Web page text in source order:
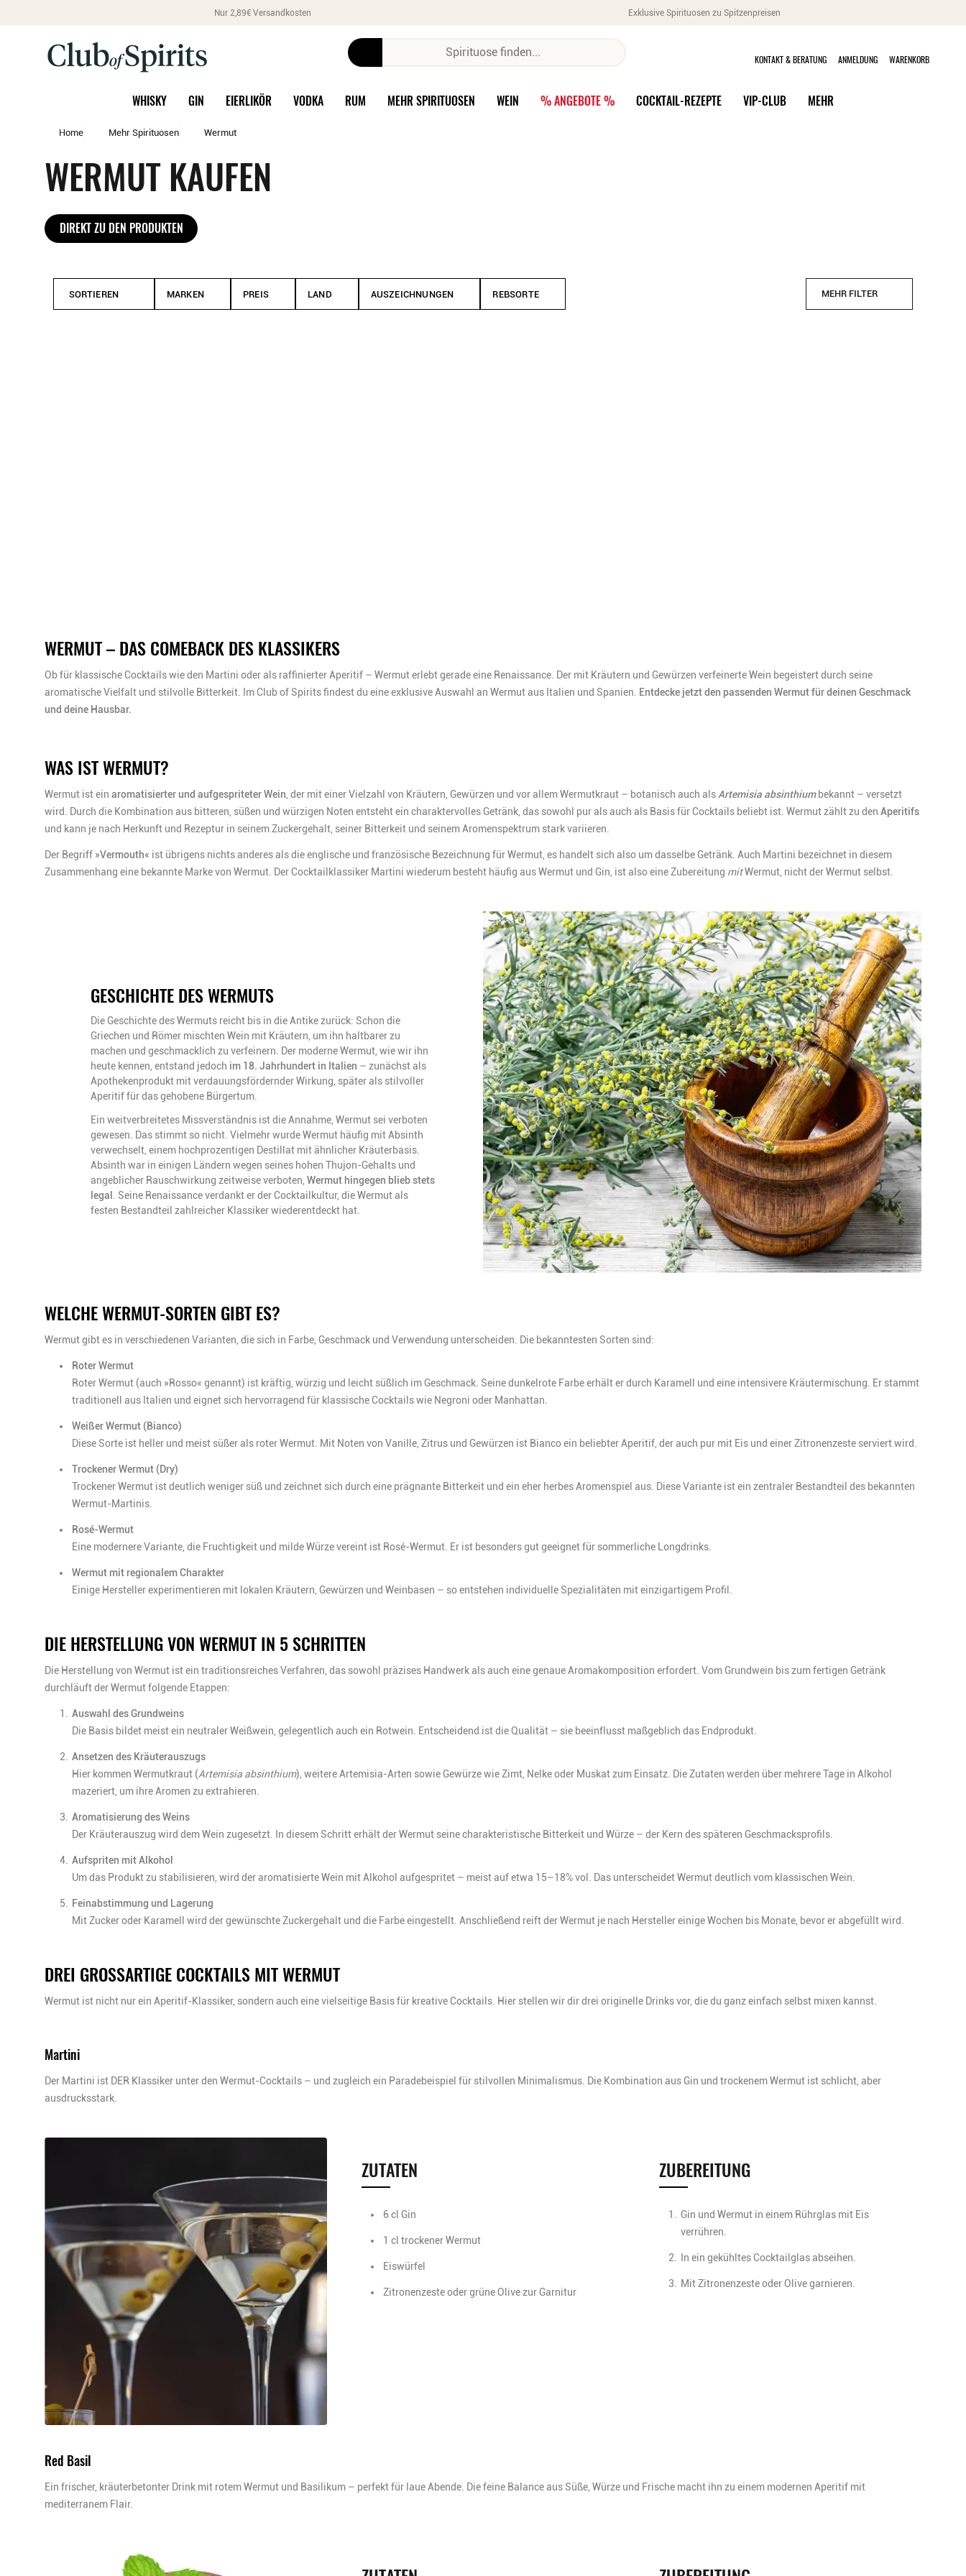
Nur 2,89€ Versandkosten Exklusive Spirituosen zu Spitzenpreisen
KONTAKT & BERATUNG ANMELDUNG WARENKORB
WHISKY GIN EIERLIKÖR VODKA RUM MEHR SPIRITUOSEN WEIN % ANGEBOTE % COCKTAIL-REZEPTE VIP-CLUB MEHR
Home Mehr Spirituosen Wermut
WERMUT KAUFEN
DIREKT ZU DEN PRODUKTEN
SORTIEREN MARKEN PREIS LAND AUSZEICHNUNGEN REBSORTE MEHR FILTER
WERMUT – DAS COMEBACK DES KLASSIKERS
Ob für klassische Cocktails wie den Martini oder als raffinierter Aperitif – Wermut erlebt gerade eine Renaissance. Der mit Kräutern und Gewürzen verfeinerte Wein begeistert durch seine
aromatische Vielfalt und stilvolle Bitterkeit. Im Club of Spirits findest du eine exklusive Auswahl an Wermut aus Italien und Spanien.
Entdecke jetzt den passenden Wermut für deinen Geschmack
und deine Hausbar.
WAS IST WERMUT?
Wermut ist ein aromatisierter und aufgespriteter Wein , der mit einer Vielzahl von Kräutern, Gewürzen und vor allem Wermutkraut – botanisch auch als Artemisia absinthiumbekannt – versetzt
wird. Durch die Kombination aus bitteren, süßen und würzigen Noten entsteht ein charaktervolles Getränk, das sowohl pur als auch als Basis für Cocktails beliebt ist. Wermut zählt zu den Aperitifs
und kann je nach Herkunft und Rezeptur in seinem Zuckergehalt, seiner Bitterkeit und seinem Aromenspektrum stark variieren.
Der Begriff »Vermouth« ist übrigens nichts anderes als die englische und französische Bezeichnung für Wermut, es handelt sich also um dasselbe Getränk. Auch Martini bezeichnet in diesem
Zusammenhang eine bekannte Marke von Wermut. Der Cocktailklassiker Martini wiederum besteht häufig aus Wermut und Gin, ist also eine Zubereitung mitWermut, nicht der Wermut selbst.
GESCHICHTE DES WERMUTS
Die Geschichte des Wermuts reicht bis in die Antike zurück: Schon die
Griechen und Römer mischten Wein mit Kräutern, um ihn haltbarer zu
machen und geschmacklich zu verfeinern. Der moderne Wermut, wie wir ihn
heute kennen, entstand jedoch im 18. Jahrhundert in Italien – zunächst als
Apothekenprodukt mit verdauungsfördernder Wirkung, später als stilvoller
Aperitif für das gehobene Bürgertum.
Ein weitverbreitetes Missverständnis ist die Annahme, Wermut sei verboten
gewesen. Das stimmt so nicht. Vielmehr wurde Wermut häufig mit Absinth
verwechselt, einem hochprozentigen Destillat mit ähnlicher Kräuterbasis.
Absinth war in einigen Ländern wegen seines hohen Thujon-Gehalts und
angeblicher Rauschwirkung zeitweise verboten, Wermut hingegen blieb stets
legal
. Seine Renaissance verdankt er der Cocktailkultur, die Wermut als
festen Bestandteil zahlreicher Klassiker wiederentdeckt hat.
WELCHE WERMUT-SORTEN GIBT ES?
Wermut gibt es in verschiedenen Varianten, die sich in Farbe, Geschmack und Verwendung unterscheiden. Die bekanntesten Sorten sind:
Roter Wermut
Roter Wermut (auch »Rosso« genannt) ist kräftig, würzig und leicht süßlich im Geschmack. Seine dunkelrote Farbe erhält er durch Karamell und eine intensivere Kräutermischung. Er stammt
traditionell aus Italien und eignet sich hervorragend für klassische Cocktails wie Negroni oder Manhattan.
Weißer Wermut (Bianco)
Diese Sorte ist heller und meist süßer als roter Wermut. Mit Noten von Vanille, Zitrus und Gewürzen ist Bianco ein beliebter Aperitif, der auch pur mit Eis und einer Zitronenzeste serviert wird.
Trockener Wermut (Dry)
Trockener Wermut ist deutlich weniger süß und zeichnet sich durch eine prägnante Bitterkeit und ein eher herbes Aromenspiel aus. Diese Variante ist ein zentraler Bestandteil des bekannten
Wermut-Martinis.
Rosé-Wermut
Eine modernere Variante, die Fruchtigkeit und milde Würze vereint ist Rosé-Wermut. Er ist besonders gut geeignet für sommerliche Longdrinks.
Wermut mit regionalem Charakter
Einige Hersteller experimentieren mit lokalen Kräutern, Gewürzen und Weinbasen – so entstehen individuelle Spezialitäten mit einzigartigem Profil.
DIE HERSTELLUNG VON WERMUT IN 5 SCHRITTEN
Die Herstellung von Wermut ist ein traditionsreiches Verfahren, das sowohl präzises Handwerk als auch eine genaue Aromakomposition erfordert. Vom Grundwein bis zum fertigen Getränk
durchläuft der Wermut folgende Etappen:
Auswahl des Grundweins
Die Basis bildet meist ein neutraler Weißwein, gelegentlich auch ein Rotwein. Entscheidend ist die Qualität – sie beeinflusst maßgeblich das Endprodukt.
Ansetzen des Kräuterauszugs
Hier kommen Wermutkraut (Artemisia absinthium), weitere Artemisia-Arten sowie Gewürze wie Zimt, Nelke oder Muskat zum Einsatz. Die Zutaten werden über mehrere Tage in Alkohol
mazeriert, um ihre Aromen zu extrahieren.
Aromatisierung des Weins
Der Kräuterauszug wird dem Wein zugesetzt. In diesem Schritt erhält der Wermut seine charakteristische Bitterkeit und Würze – der Kern des späteren Geschmacksprofils.
Aufspriten mit Alkohol
Um das Produkt zu stabilisieren, wird der aromatisierte Wein mit Alkohol aufgespritet – meist auf etwa 15–18% vol. Das unterscheidet Wermut deutlich vom klassischen Wein.
Feinabstimmung und Lagerung
Mit Zucker oder Karamell wird der gewünschte Zuckergehalt und die Farbe eingestellt. Anschließend reift der Wermut je nach Hersteller einige Wochen bis Monate, bevor er abgefüllt wird.
DREI GROSSARTIGE COCKTAILS MIT WERMUT
Wermut ist nicht nur ein Aperitif-Klassiker, sondern auch eine vielseitige Basis für kreative Cocktails. Hier stellen wir dir drei originelle Drinks vor, die du ganz einfach selbst mixen kannst.
Martini
Der Martini ist DER Klassiker unter den Wermut-Cocktails – und zugleich ein Paradebeispiel für stilvollen Minimalismus. Die Kombination aus Gin und trockenem Wermut ist schlicht, aber
ausdrucksstark.
ZUTATEN
6 cl Gin
1 cl trockener Wermut
Eiswürfel
Zitronenzeste oder grüne Olive zur Garnitur
ZUBEREITUNG
Gin und Wermut in einem Rührglas mit Eis
verrühren.
In ein gekühltes Cocktailglas abseihen.
Mit Zitronenzeste oder Olive garnieren.
Red Basil
Ein frischer, kräuterbetonter Drink mit rotem Wermut und Basilikum – perfekt für laue Abende. Die feine Balance aus Süße, Würze und Frische macht ihn zu einem modernen Aperitif mit
mediterranem Flair.